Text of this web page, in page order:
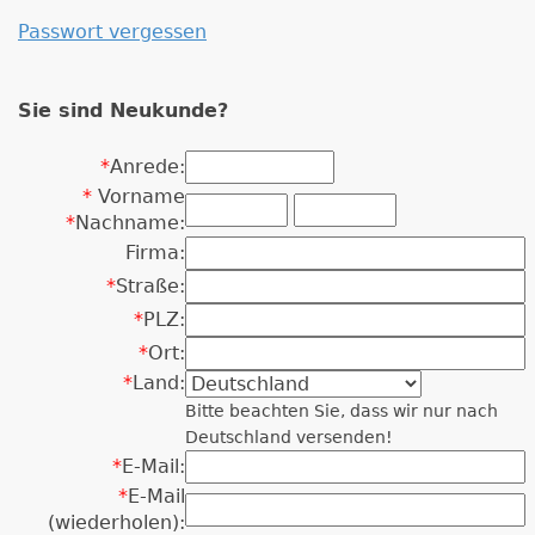
Passwort vergessen
Sie sind Neukunde?
*Anrede:
* Vorname
*Nachname:
Firma:
*Straße:
*PLZ:
*Ort:
*Land:
Bitte beachten Sie, dass wir nur nach
Deutschland versenden!
*E-Mail:
*E-Mail
(wiederholen):